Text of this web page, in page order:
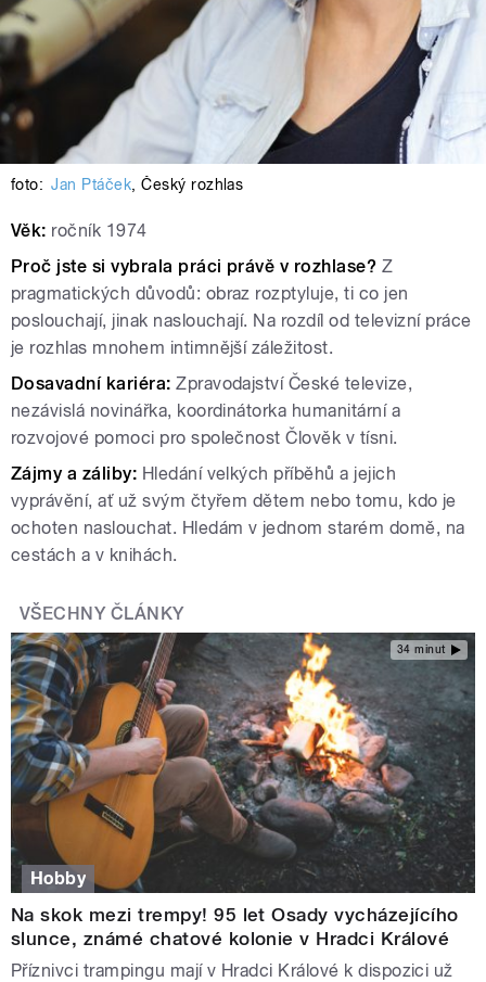
foto: Jan Ptáček,Český rozhlas
Věk: ročník 1974
Proč jste si vybrala práci právě v rozhlase? Z
pragmatických důvodů: obraz rozptyluje, ti co jen
poslouchají, jinak naslouchají. Na rozdíl od televizní práce
je rozhlas mnohem intimnější záležitost.
Dosavadní kariéra: Zpravodajství České televize,
nezávislá novinářka, koordinátorka humanitární a
rozvojové pomoci pro společnost Člověk v tísni.
Zájmy a záliby: Hledání velkých příběhů a jejich
vyprávění, ať už svým čtyřem dětem nebo tomu, kdo je
ochoten naslouchat. Hledám v jednom starém domě, na
cestách a v knihách.
VŠECHNY ČLÁNKY
34 minut
Hobby
Na skok mezi trempy! 95 let Osady vycházejícího
slunce, známé chatové kolonie v Hradci Králové
Příznivci trampingu mají v Hradci Králové k dispozici už